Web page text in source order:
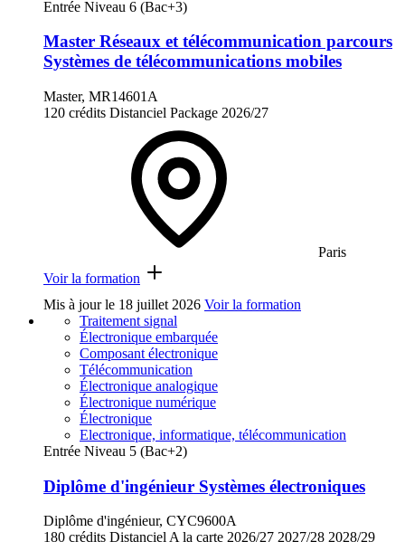
Entrée Niveau 6 (Bac+3)
Master Réseaux et télécommunication parcours
Systèmes de télécommunications mobiles
Master, MR14601A
120 crédits Distanciel Package 2026/27
Paris
Voir la formation
Mis à jour le 18 juillet 2026 Voir la formation
Traitement signal
Électronique embarquée
Composant électronique
Télécommunication
Électronique analogique
Électronique numérique
Électronique
Electronique, informatique, télécommunication
Entrée Niveau 5 (Bac+2)
Diplôme d'ingénieur Systèmes électroniques
Diplôme d'ingénieur, CYC9600A
180 crédits Distanciel A la carte 2026/27 2027/28 2028/29